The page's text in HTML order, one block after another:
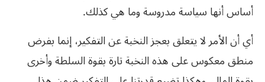
‬أساس‮ ‬أنها‮ ‬سياسة‮ ‬مدروسة‮ ‬وما‮ ‬هي‮ ‬كذلك‮.‬
أي أن الأمر لا يتعلق بعجز النخبة عن التفكير، إنما بفرض
منطق معكوس على هذه النخبة تارة بقوة السلطة وأخرى